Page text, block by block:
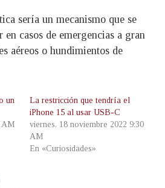
sería un mecanismo que se
casos de emergencias a gran
aéreos o hundimientos de
un
AM
La restricción que tendría el
iPhone 15 al usar USB-C
viernes, 18 noviembre 2022 9:30
AM
En «Curiosidades»